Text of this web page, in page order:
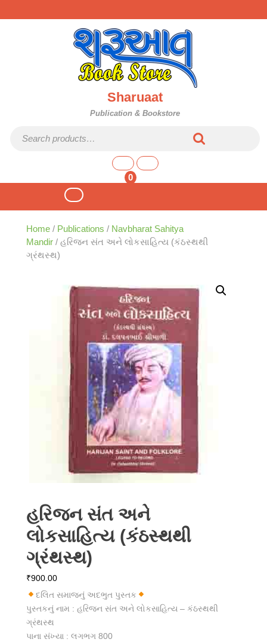
to
Sharuaat
Publication & Bookstore
0
shopping
Open
Button
Home / Publications / Navbharat Sahitya
Mandir / હરિજન સંત અને લોકસાહિત્ય (કંઠસ્થથી
ગ્રંથસ્થ)
હરિજન સંત અને
લોકસાહિત્ય (કંઠસ્થથી
ગ્રંથસ્થ)
₹900.00
દલિત સમાજનું અદભુત પુસ્તક
પુસ્તકનું નામ : હરિજન સંત અને લોકસાહિત્ય – કંઠસ્થથી
ગ્રંથસ્થ
પાના સંખ્યા : લગભગ 800